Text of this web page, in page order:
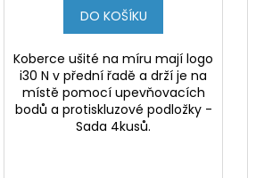
DO KOŠÍKU
Koberce ušité na míru mají logo
i30 N v přední řadě a drží je na
místě pomocí upevňovacích
bodů a protiskluzové podložky -
Sada 4kusů.